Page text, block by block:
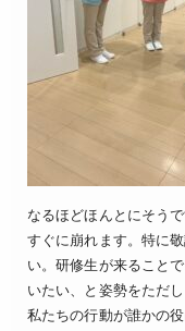
なるほどほんとにそう
すぐに崩れます。特に
い。研修生が来ること
いたい、と姿勢をただし
私たちの行動が誰かの